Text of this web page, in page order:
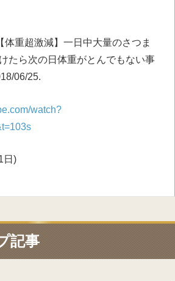
体重超激減】一日中大量のさつま
たら次の日体重がとんでもない事
06/25.
watch?
日)
記事